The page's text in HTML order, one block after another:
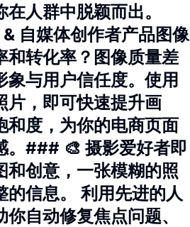
人群中脱颖而出。
自媒体创作者产品图像
和转化率？图像质量差
象与用户信任度。使用
片，即可快速提升画
和度，为你的电商页面
。### 🎨 摄影爱好者即
和创意，一张模糊的照
的信息。 利用先进的人
自动修复焦点问题、